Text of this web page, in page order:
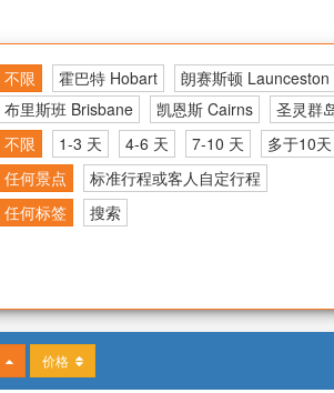
不限 霍巴特 Hobart 朗赛斯顿 Launceston
布里斯班 Brisbane
凯恩斯 Cairns 圣灵群
不限 1-3 天 4-6 天 7-10 天
多于10天
任何景点
标准行程或客人自定行程
任何标签 搜索
价格